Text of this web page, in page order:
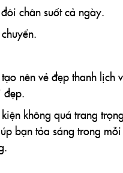
chân suốt cả ngày.
nên vẻ đẹp thanh lịch
đẹp.
không quá trang
bạn tỏa sáng trong